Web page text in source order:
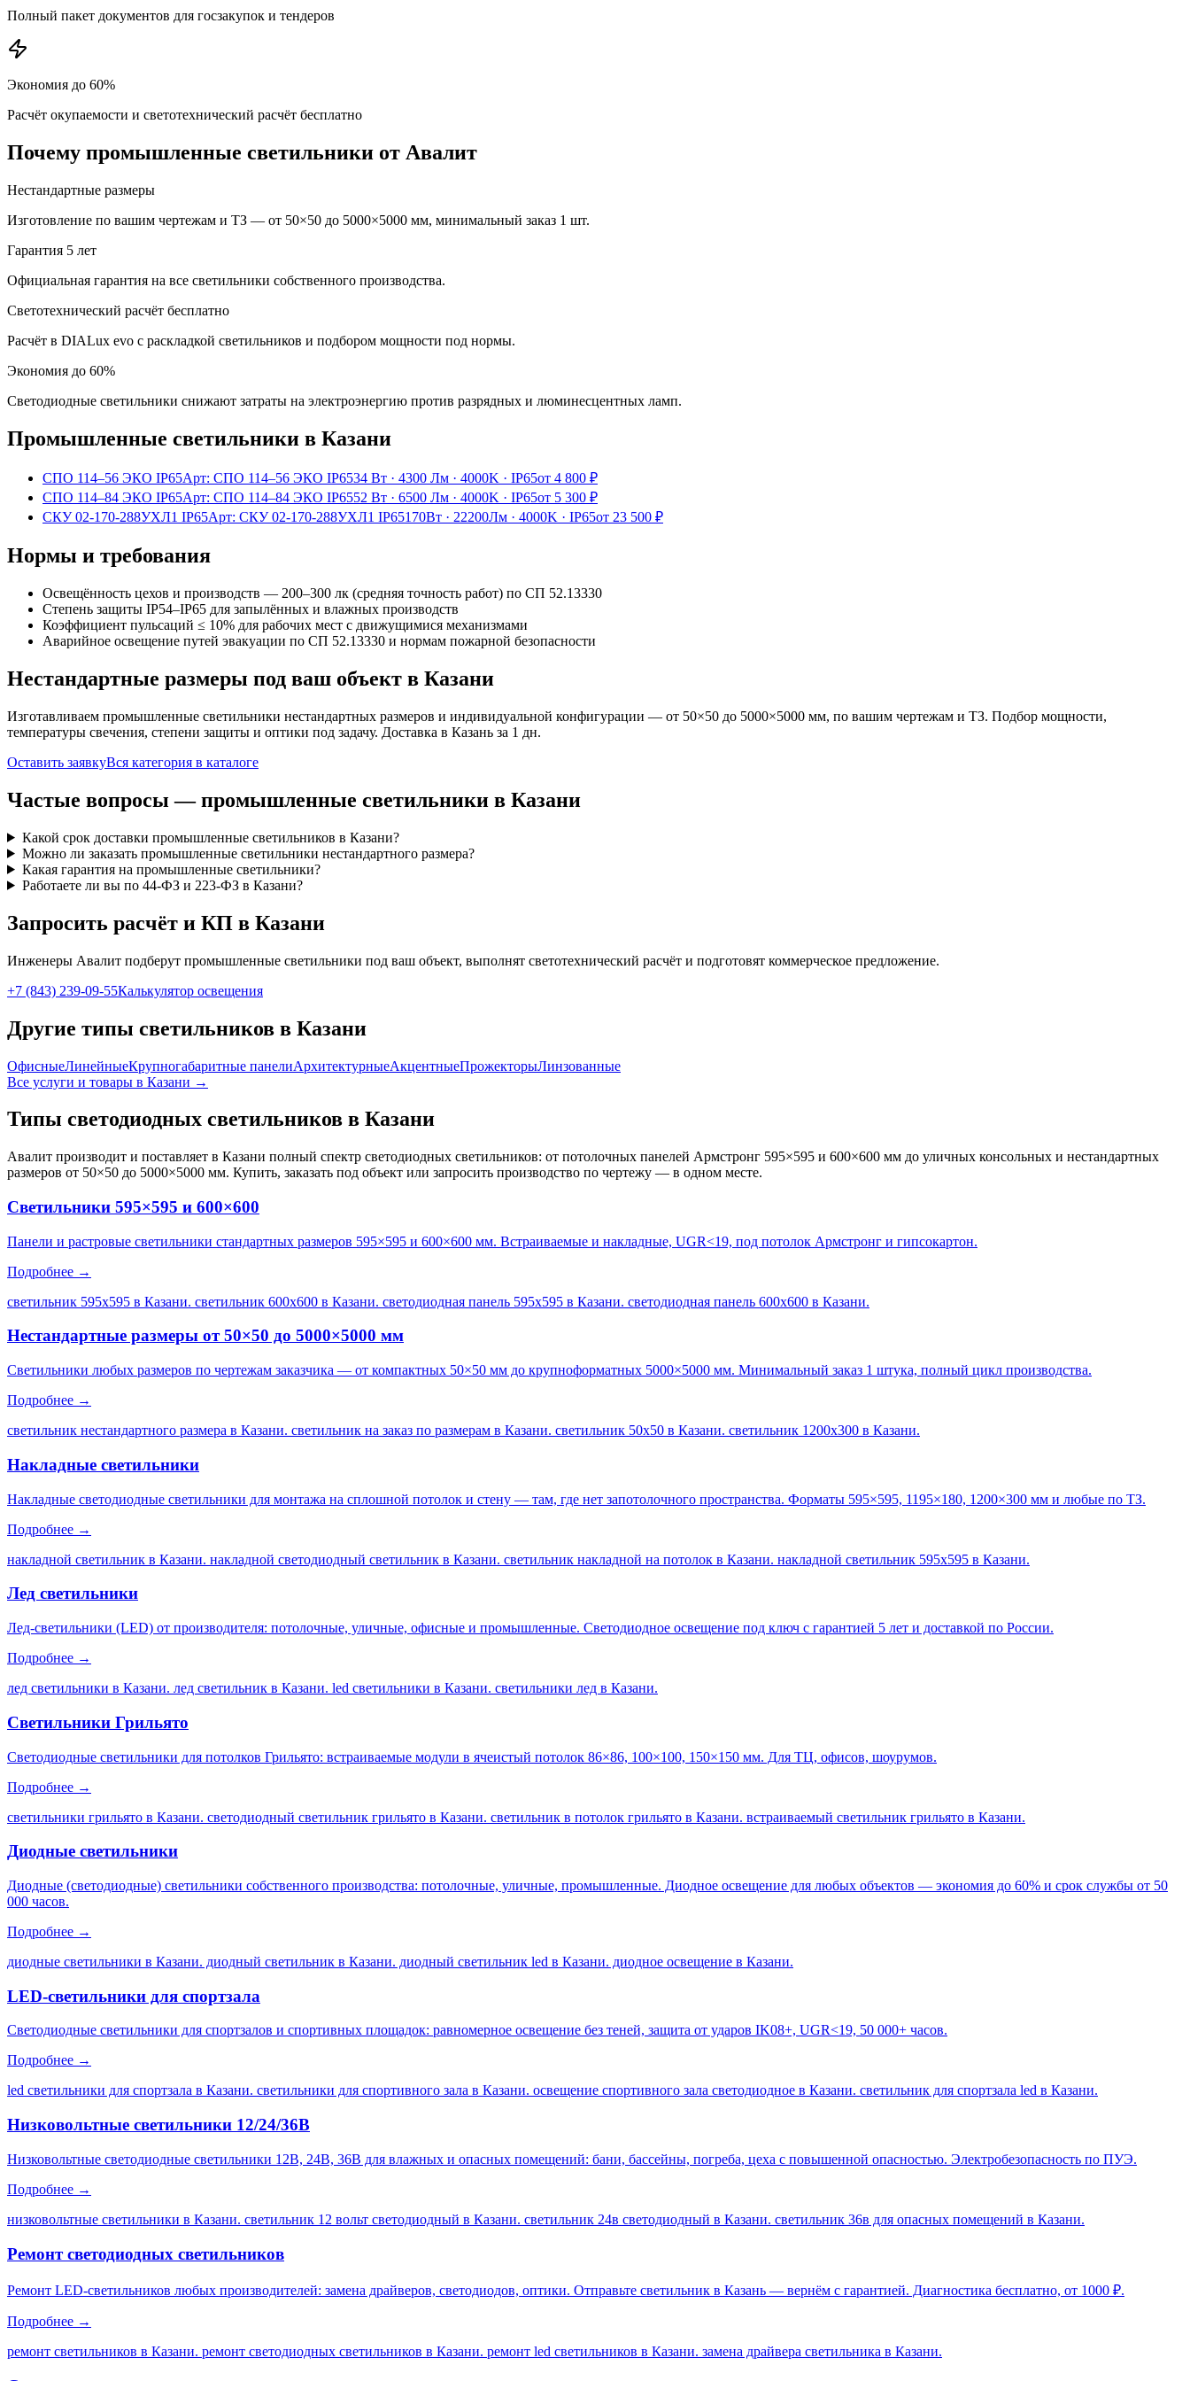
Полный пакет документов для госзакупок и тендеров
Экономия до 60%
Расчёт окупаемости и светотехнический расчёт бесплатно
Почему промышленные светильники от Авалит
Нестандартные размеры
Изготовление по вашим чертежам и ТЗ — от 50×50 до 5000×5000 мм, минимальный заказ 1 шт.
Гарантия 5 лет
Официальная гарантия на все светильники собственного производства.
Светотехнический расчёт бесплатно
Расчёт в DIALux evo с раскладкой светильников и подбором мощности под нормы.
Экономия до 60%
Светодиодные светильники снижают затраты на электроэнергию против разрядных и люминесцентных ламп.
Промышленные светильники в Казани
СПО 114–56 ЭКО IP65Арт: СПО 114–56 ЭКО IP6534 Вт · 4300 Лм · 4000K · IP65от 4 800 ₽
СПО 114–84 ЭКО IP65Арт: СПО 114–84 ЭКО IP6552 Вт · 6500 Лм · 4000K · IP65от 5 300 ₽
СКУ 02-170-288УХЛ1 IP65Арт: СКУ 02-170-288УХЛ1 IP65170Вт · 22200Лм · 4000K · IP65от 23 500 ₽
Нормы и требования
Освещённость цехов и производств — 200–300 лк (средняя точность работ) по СП 52.13330
Степень защиты IP54–IP65 для запылённых и влажных производств
Коэффициент пульсаций ≤ 10% для рабочих мест с движущимися механизмами
Аварийное освещение путей эвакуации по СП 52.13330 и нормам пожарной безопасности
Нестандартные размеры под ваш объект в Казани
Изготавливаем промышленные светильники нестандартных размеров и индивидуальной конфигурации — от 50×50 до 5000×5000 мм, по вашим чертежам и ТЗ. Подбор мощности,
температуры свечения, степени защиты и оптики под задачу. Доставка в Казань за 1 дн.
Оставить заявкуВся категория в каталоге
Частые вопросы —промышленные светильники в Казани
Какой срок доставки промышленные светильников в Казани?
Можно ли заказать промышленные светильники нестандартного размера?
Какая гарантия на промышленные светильники?
Работаете ли вы по 44-ФЗ и 223-ФЗ в Казани?
Запросить расчёт и КП в Казани
Инженеры Авалит подберут промышленные светильники под ваш объект, выполнят светотехнический расчёт и подготовят коммерческое предложение.
+7 (843) 239-09-55Калькулятор освещения
Другие типы светильников в Казани
ОфисныеЛинейныеКрупногабаритные панелиАрхитектурныеАкцентныеПрожекторыЛинзованные
Все услуги и товары в Казани →
Типы светодиодных светильников в Казани
Авалит производит и поставляет в Казани полный спектр светодиодных светильников: от потолочных панелей Армстронг 595×595 и 600×600 мм до уличных консольных и нестандартных
размеров от 50×50 до 5000×5000 мм. Купить, заказать под объект или запросить производство по чертежу — в одном месте.
Светильники 595×595 и 600×600
Панели и растровые светильники стандартных размеров 595×595 и 600×600 мм. Встраиваемые и накладные, UGR<19, под потолок Армстронг и гипсокартон.
Подробнее →
светильник 595х595 в Казани. светильник 600х600 в Казани. светодиодная панель 595х595 в Казани. светодиодная панель 600х600 в Казани.
Нестандартные размеры от 50×50 до 5000×5000 мм
Светильники любых размеров по чертежам заказчика — от компактных 50×50 мм до крупноформатных 5000×5000 мм. Минимальный заказ 1 штука, полный цикл производства.
Подробнее →
светильник нестандартного размера в Казани. светильник на заказ по размерам в Казани. светильник 50х50 в Казани. светильник 1200х300 в Казани.
Накладные светильники
Накладные светодиодные светильники для монтажа на сплошной потолок и стену — там, где нет запотолочного пространства. Форматы 595×595, 1195×180, 1200×300 мм и любые по ТЗ.
Подробнее →
накладной светильник в Казани. накладной светодиодный светильник в Казани. светильник накладной на потолок в Казани. накладной светильник 595х595 в Казани.
Лед светильники
Лед-светильники (LED) от производителя: потолочные, уличные, офисные и промышленные. Светодиодное освещение под ключ с гарантией 5 лет и доставкой по России.
Подробнее →
лед светильники в Казани. лед светильник в Казани. led светильники в Казани. светильники лед в Казани.
Светильники Грильято
Светодиодные светильники для потолков Грильято: встраиваемые модули в ячеистый потолок 86×86, 100×100, 150×150 мм. Для ТЦ, офисов, шоурумов.
Подробнее →
светильники грильято в Казани. светодиодный светильник грильято в Казани. светильник в потолок грильято в Казани. встраиваемый светильник грильято в Казани.
Диодные светильники
Диодные (светодиодные) светильники собственного производства: потолочные, уличные, промышленные. Диодное освещение для любых объектов — экономия до 60% и срок службы от 50
000 часов.
Подробнее →
диодные светильники в Казани. диодный светильник в Казани. диодный светильник led в Казани. диодное освещение в Казани.
LED-светильники для спортзала
Светодиодные светильники для спортзалов и спортивных площадок: равномерное освещение без теней, защита от ударов IK08+, UGR<19, 50 000+ часов.
Подробнее →
led светильники для спортзала в Казани. светильники для спортивного зала в Казани. освещение спортивного зала светодиодное в Казани. светильник для спортзала led в Казани.
Низковольтные светильники 12/24/36В
Низковольтные светодиодные светильники 12В, 24В, 36В для влажных и опасных помещений: бани, бассейны, погреба, цеха с повышенной опасностью. Электробезопасность по ПУЭ.
Подробнее →
низковольтные светильники в Казани. светильник 12 вольт светодиодный в Казани. светильник 24в светодиодный в Казани. светильник 36в для опасных помещений в Казани.
Ремонт светодиодных светильников
Ремонт LED-светильников любых производителей: замена драйверов, светодиодов, оптики. Отправьте светильник в Казань — вернём с гарантией. Диагностика бесплатно, от 1000 ₽.
Подробнее →
ремонт светильников в Казани. ремонт светодиодных светильников в Казани. ремонт led светильников в Казани. замена драйвера светильника в Казани.